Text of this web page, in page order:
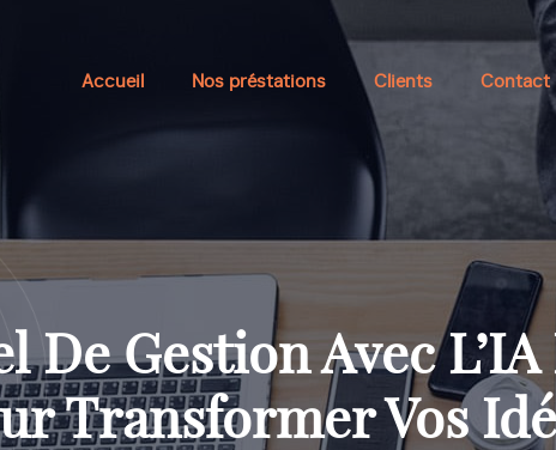
Accueil Nos préstations Clients Contact
De Gestion Avec
Transformer Vos